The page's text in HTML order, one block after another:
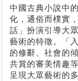
中國古典小說中
化，通俗而樸實
話」扮演引導大
藝術的特徵。「
的修辭、社會的
共賞的審美情趣
呈現大眾藝術的